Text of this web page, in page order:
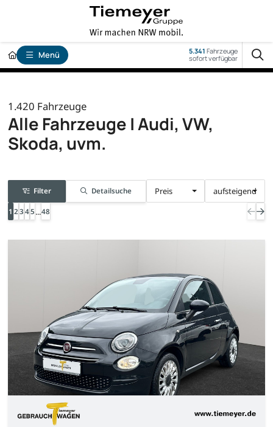
Menü 5.341 Fahrzeuge
sofort verfügbar
1.420 Fahrzeuge
Alle Fahrzeuge | Audi, VW,
Skoda, uvm.
Filter Detailsuche Preis aufsteigend
1 2 3 45 ...48